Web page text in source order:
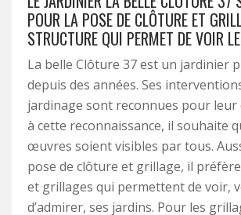
POUR LA POSE DE CLÔTURE ET
STRUCTURE QUI PERMET DE VOIR
La belle Clôture 37 est un jardinier
depuis des années. Ses
jardinage sont reconnues pour leur
à cette reconnaissance, il souhaite
œuvres soient visibles par tous.
pose de clôture et grillage, il
et grillages qui permettent de voir,
d’admirer, ses jardins. Pour les